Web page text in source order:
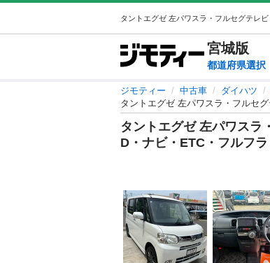
宮城版
都道府県選択
ジモティー 中古車 ダイハツ
タントエグゼ 左パワスラ・フルセ
タントエグゼ 左パワス
D・ナビ・ETC・フルフ